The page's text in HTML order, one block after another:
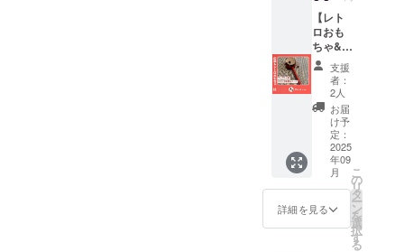
しレト
ロおも
ちゃ＆
お礼＆
活動報
告メー
ルのリ
ターン
プラン
です♪
【レト
ロおも
ちゃ&わ
たつむ
応
援！】
でんで
ん太鼓
イベン
トにい
けない
けど応
援した
い！ と
いう方
向け 昔
支援
者：
2人
お届
け予
定：
2025
年09
月
詳細を見る
こ
の
リ
タ
ー
ン
を
選
択
す
る